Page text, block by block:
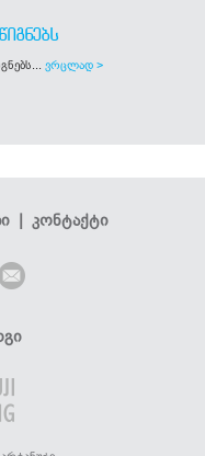
ვრცლად >
| კონტაქტი